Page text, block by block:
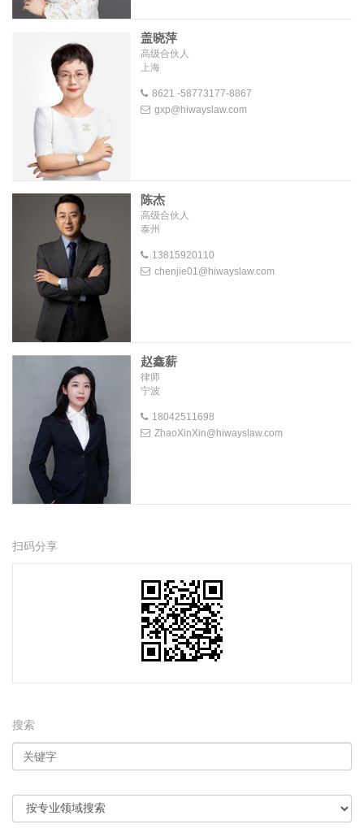
盖晓萍
高级合伙人
上海
8621 -58773177-8867
gxp@hiwayslaw.com
陈杰
高级合伙人
泰州
13815920110
chenjie01@hiwayslaw.com
赵鑫薪
律师
宁波
18042511698
ZhaoXinXin@hiwayslaw.com
扫码分享
搜索